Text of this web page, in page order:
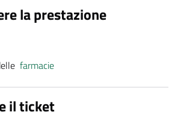
la prestazione
farmacie
il ticket